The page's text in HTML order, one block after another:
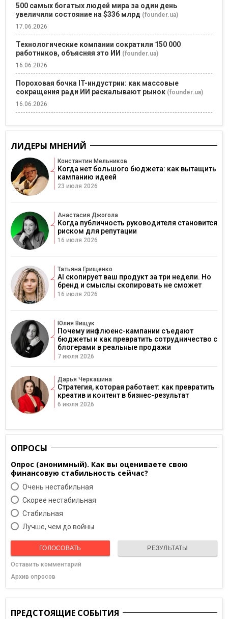
500 самых богатых людей мира за один день
увеличили состояние на $336 млрд (founder.ua)
17.06.2026
Технологические компании сократили 150 000
работников, объясняя это ИИ (founder.ua)
16.06.2026
Пороховая бочка IT-индустрии: как массовые
сокращения ради ИИ раскалывают рынок (founder.ua)
16.06.2026
ЛИДЕРЫ МНЕНИЙ
Константин Мельников
Когда нет большого бюджета: как вытащить
кампанию идеей
23 июля 2026
Анастасия Джогола
Когда публичность руководителя становится
риском для репутации
16 июля 2026
Татьяна Грищенко
AI скопирует ваш продукт за три недели. Но
бренд и смыслы скопировать не сможет
16 июля 2026
Юлия Вищук
Почему инфлюенс-кампании съедают
бюджеты и как превратить сотрудничество с
блогерами в реальные продажи
7 июля 2026
Дарья Черкашина
Стратегия, которая работает: как превратить
креатив и контент в бизнес-результат
6 июля 2026
ОПРОСЫ
Опрос (анонимный). Как вы оцениваете свою
финансовую стабильность сейчас?
Очень нестабильная
Скорее нестабильная
Cтабильная
Лучше, чем до войны
ГОЛОСОВАТЬ РЕЗУЛЬТАТЫ
Оставить комментарий
Архив опросов
ПРЕДСТОЯЩИЕ СОБЫТИЯ